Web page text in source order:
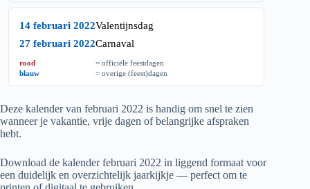
14 februari 2022Valentijnsdag
27 februari 2022Carnaval
rood
= officiële feestdagen
blauw
= overige (feest)dagen
Deze kalender van februari 2022 is handig om snel te zien
wanneer je vakantie, vrije dagen of belangrijke afspraken
hebt.
Download de kalender februari 2022 in liggend formaat voor
een duidelijk en overzichtelijk jaarkijkje — perfect om te